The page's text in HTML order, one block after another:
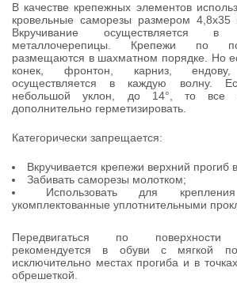
В качестве крепежных элементов
кровельные саморезы размером
Вкручивание осуществляется
металлочерепицы. Крепежи по
размещаются в шахматном порядке. Но
конек, фронтон, карниз,
осуществляется в каждую волну.
небольшой уклон, до 14°, то все
дополнительно герметизировать.
Категорически запрещается:
Вкручивается крепежи верхний прогиб
Забивать саморезы молотком;
Использовать для
укомплектованные уплотнительными
Передвигаться по поверхности
рекомендуется в обуви с мягкой
исключительно местах прогиба и в
обрешеткой.